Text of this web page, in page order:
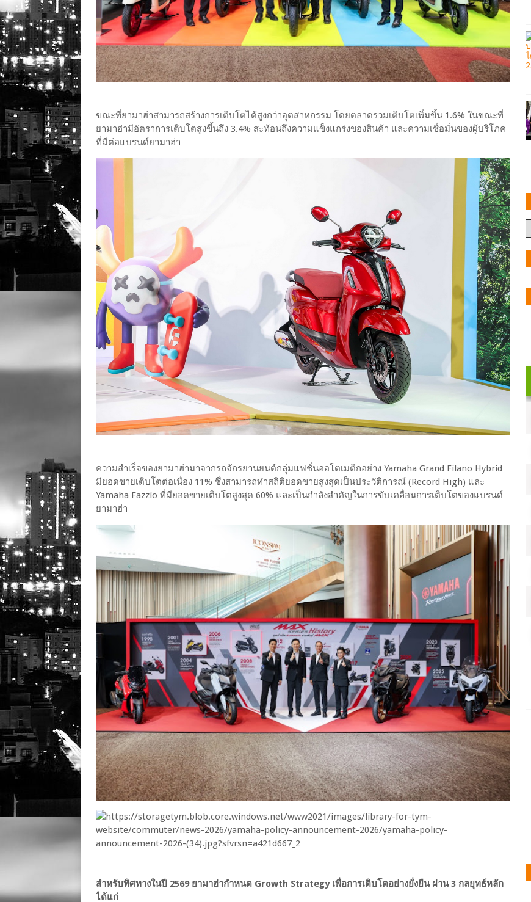
ขณะที่ยามาฮ่าสามารถสร้างการเติบโตได้สูงกว่าอุตสาหกรรม โดยตลาดรวมเติบโตเพิ่มขึ้น 1.6% ในขณะที่
ยามาฮ่ามีอัตราการเติบโตสูงขึ้นถึง 3.4% สะท้อนถึงความแข็งแกร่งของสินค้า และความเชื่อมั่นของผู้บริโภค
ที่มีต่อแบรนด์ยามาฮ่า
ความสำเร็จของยามาฮ่ามาจากรถจักรยานยนต์กลุ่มแฟชั่นออโตเมติกอย่าง Yamaha Grand Filano Hybrid
มียอดขายเติบโตต่อเนื่อง 11% ซึ่งสามารถทำสถิติยอดขายสูงสุดเป็นประวัติการณ์ (Record High) และ
Yamaha Fazzio ที่มียอดขายเติบโตสูงสุด 60% และเป็นกำลังสำคัญในการขับเคลื่อนการเติบโตของแบรนด์
ยามาฮ่า
สำหรับทิศทางในปี 2569 ยามาฮ่ากำหนด Growth Strategy เพื่อการเติบโตอย่างยั่งยืน ผ่าน 3 กลยุทธ์หลัก
ได้แก่